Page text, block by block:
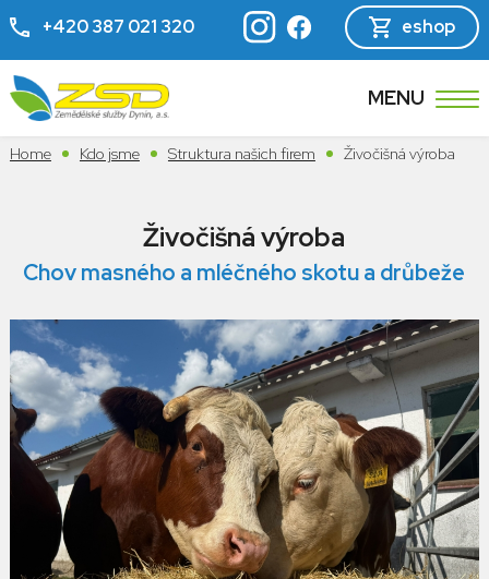
+420 387 021 320 eshop
MENU
Home Kdo jsme Struktura našich firem Živočišná výroba
Živočišná výroba
Chov masného a mléčného skotu a drůbeže